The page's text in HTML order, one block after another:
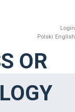
Login
Polski English
OR